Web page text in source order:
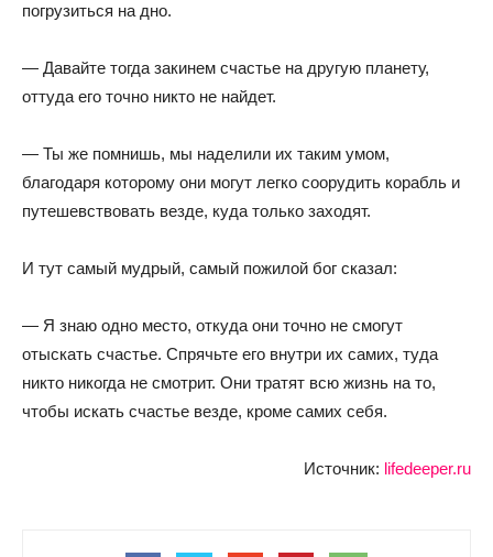
погрузиться на дно.
— Давайте тогда закинем счастье на другую планету,
оттуда его точно никто не найдет.
— Ты же помнишь, мы наделили их таким умом,
благодаря которому они могут легко соорудить корабль и
путешевствовать везде, куда только заходят.
И тут самый мудрый, самый пожилой бог сказал:
— Я знаю одно место, откуда они точно не смогут
отыскать счастье. Спрячьте его внутри их самих, туда
никто никогда не смотрит. Они тратят всю жизнь на то,
чтобы искать счастье везде, кроме самих себя.
Источник: lifedeeper.ru